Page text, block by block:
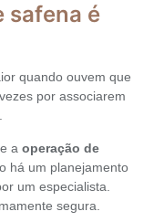
safena é
quando ouvem que
por associarem
a operação de
há um planejamento
um especialista.
segura.